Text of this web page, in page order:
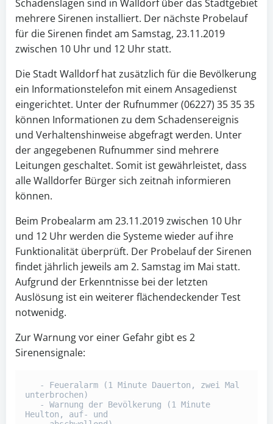
Schadenslagen sind in Walldorf über das Stadtgebiet
mehrere Sirenen installiert. Der nächste Probelauf
für die Sirenen findet am Samstag, 23.11.2019
zwischen 10 Uhr und 12 Uhr statt.
Die Stadt Walldorf hat zusätzlich für die Bevölkerung
ein Informationstelefon mit einem Ansagedienst
eingerichtet. Unter der Rufnummer (06227) 35 35 35
können Informationen zu dem Schadensereignis
und Verhaltenshinweise abgefragt werden. Unter
der angegebenen Rufnummer sind mehrere
Leitungen geschaltet. Somit ist gewährleistet, dass
alle Walldorfer Bürger sich zeitnah informieren
können.
Beim Probealarm am 23.11.2019 zwischen 10 Uhr
und 12 Uhr werden die Systeme wieder auf ihre
Funktionalität überprüft. Der Probelauf der Sirenen
findet jährlich jeweils am 2. Samstag im Mai statt.
Aufgrund der Erkenntnisse bei der letzten
Auslösung ist ein weiterer flächendeckender Test
notwenidg.
Zur Warnung vor einer Gefahr gibt es 2
Sirenensignale:
unterbrochen)
Heulton, auf- und